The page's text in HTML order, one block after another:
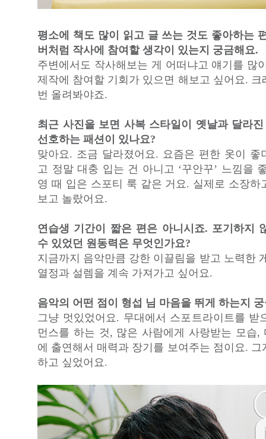
평소에 책도 많이 읽고 글 쓰는 것도 좋아하는
버처럼 작사에 참여할 생각이 있는지 궁금해요.
주변에서도 작사해보는 게 어떠냐고 얘기를 많
제작에 참여할 기회가 있으면 해보고 싶어요. 크
번 올려봐야죠.
최근 사진을 보면 사복 스타일이 옛날과 달라
선호하는 패션이 있나요?
맞아요. 조금 달라졌어요. 요즘은 편한 옷이 좋
고 정말 대충 입는 건 아니고 ‘꾸안꾸’ 느낌을
영 때 입은 스포티 룩 같은 거요. 실제로 소장하
보고 놀랐어요.
연습생 기간이 짧은 편은 아니시죠. 포기하지
수 있었던 원동력은 무엇인가요?
지금까지 음악만큼 강한 이끌림을 받고 노력한
열정과 설렘을 계속 가져가고 싶어요.
음악의 어떤 점이 형섭 님 마음을 뛰게 하는지
그냥 멋있었어요. 무대에서 스포트라이트를 받
먼스를 하는 것, 많은 사람에게 사랑받는 모습,
에 출연해서 매력과 장기를 보여주는 점이요. 그
하고 싶었어요.